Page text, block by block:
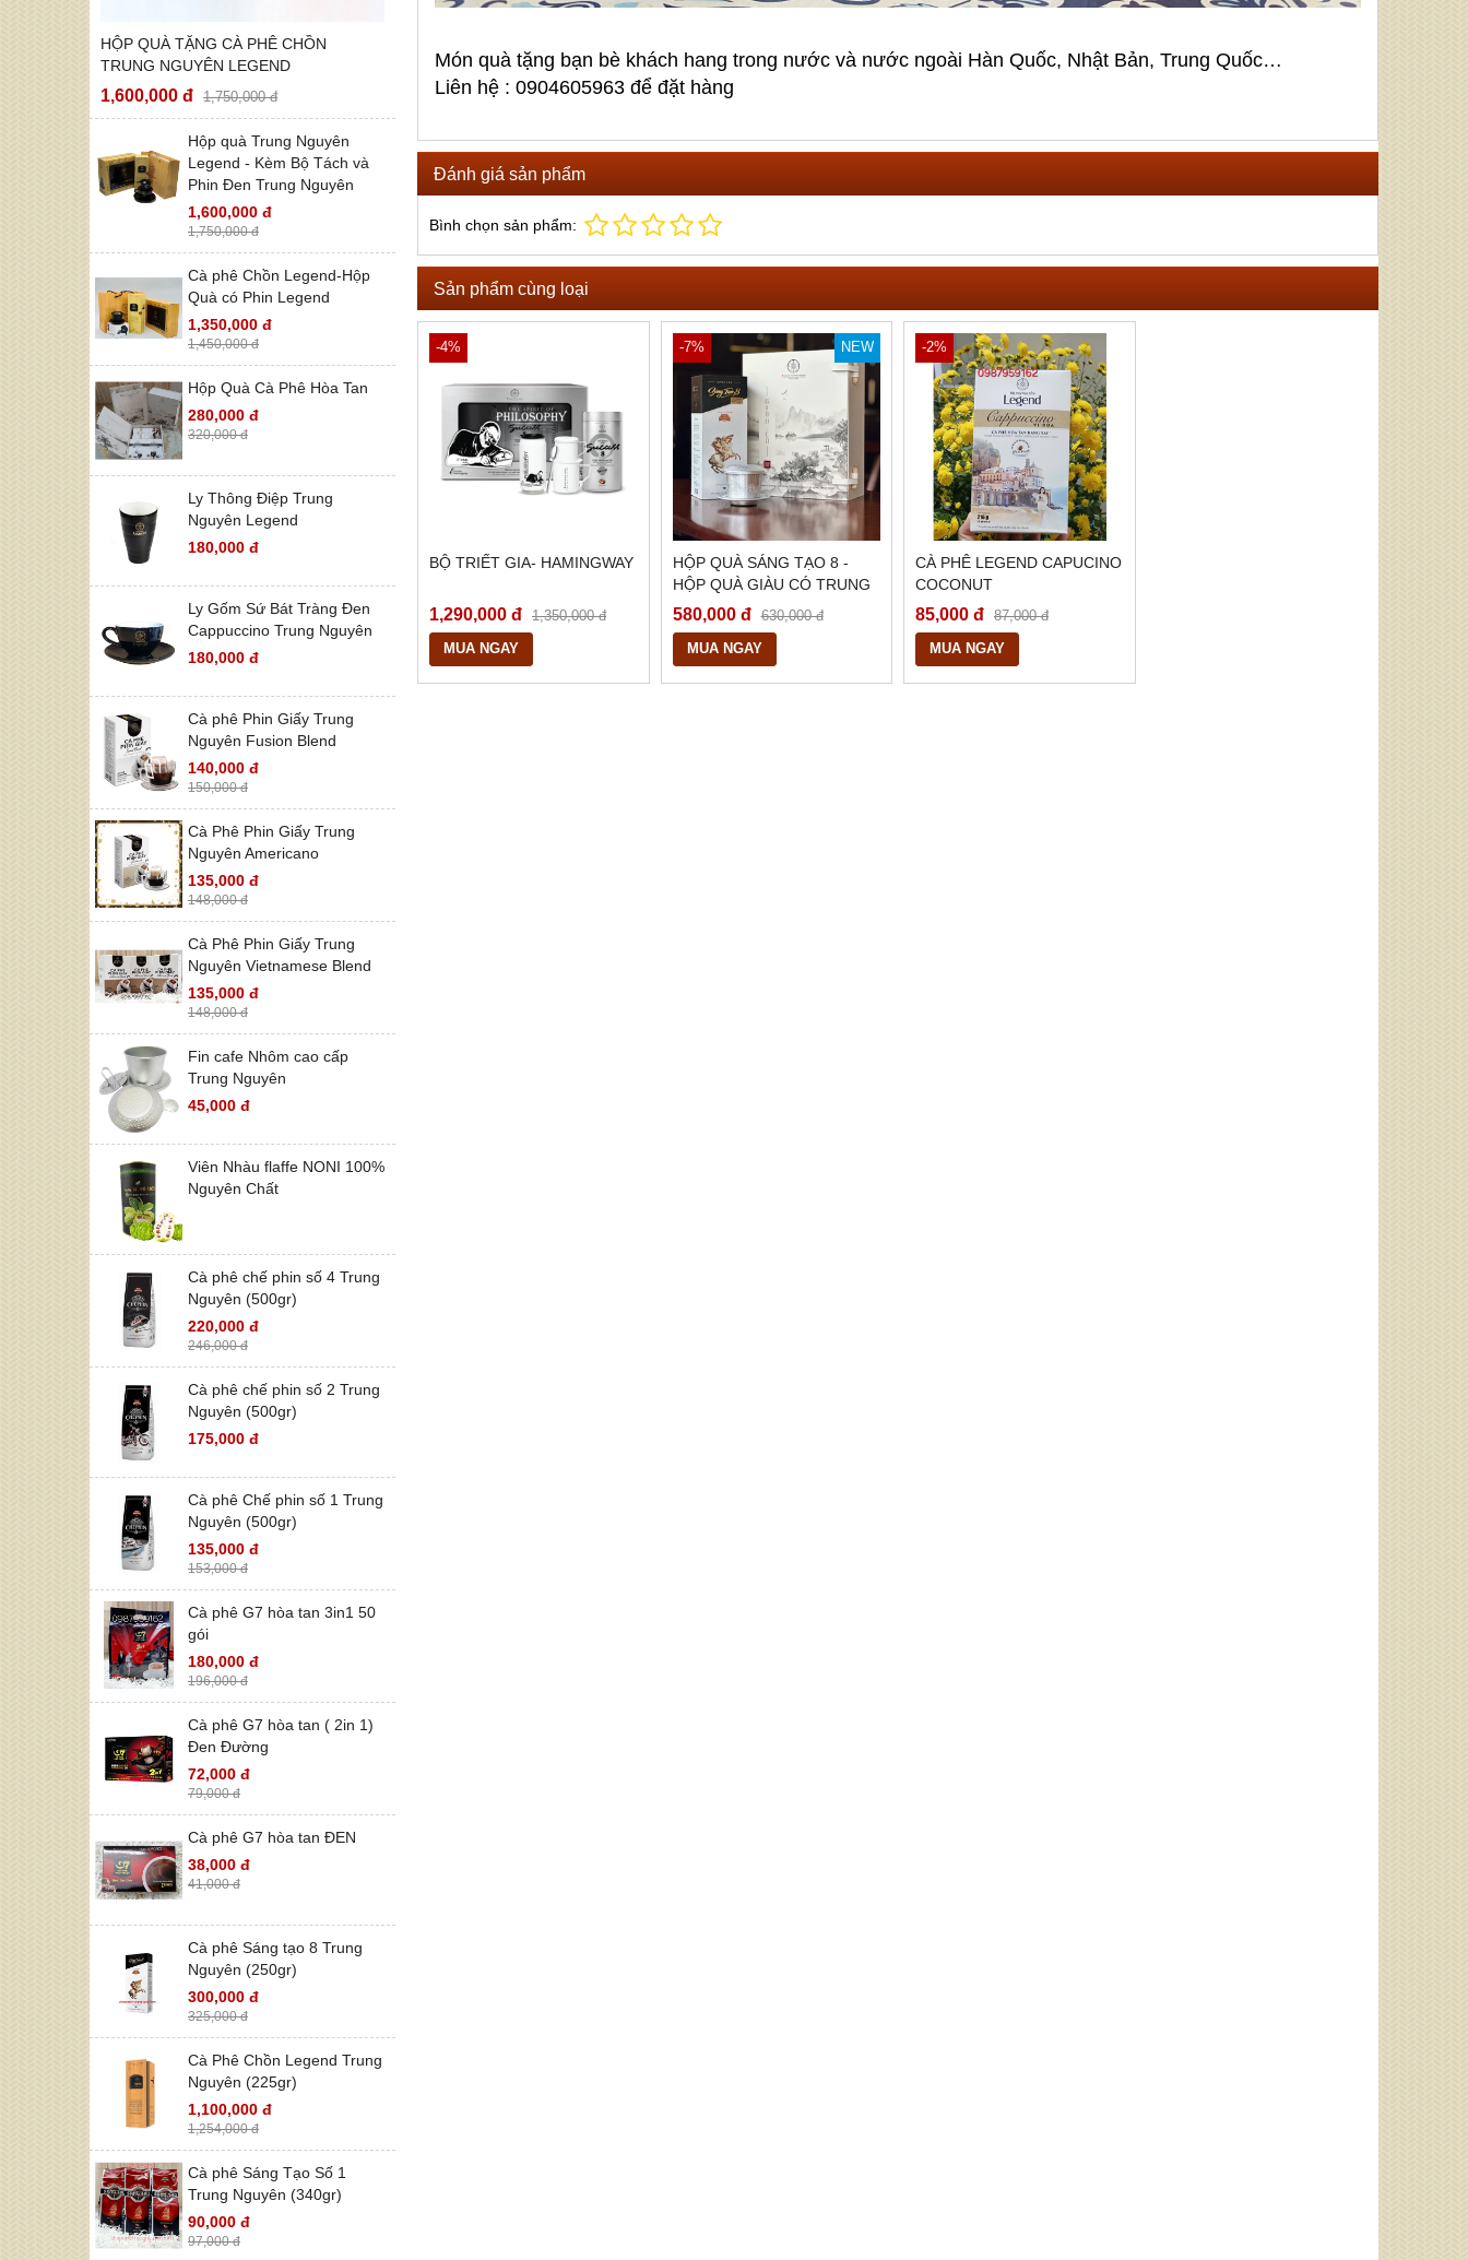
HỘP QUÀ TẶNG CÀ PHÊ CHỒN
TRUNG NGUYÊN LEGEND
1,600,000 đ 1,750,000 đ
Hộp quà Trung Nguyên
Legend - Kèm Bộ Tách và
Phin Đen Trung Nguyên
1,600,000 đ
1,750,000 đ
Cà phê Chồn Legend-Hộp
Quà có Phin Legend
1,350,000 đ
1,450,000 đ
Hộp Quà Cà Phê Hòa Tan
280,000 đ
320,000 đ
Ly Thông Điệp Trung
Nguyên Legend
180,000 đ
Ly Gốm Sứ Bát Tràng Đen
Cappuccino Trung Nguyên
180,000 đ
Cà phê Phin Giấy Trung
Nguyên Fusion Blend
140,000 đ
150,000 đ
Cà Phê Phin Giấy Trung
Nguyên Americano
135,000 đ
148,000 đ
Cà Phê Phin Giấy Trung
Nguyên Vietnamese Blend
135,000 đ
148,000 đ
Fin cafe Nhôm cao cấp
Trung Nguyên
45,000 đ
Viên Nhàu flaffe NONI 100%
Nguyên Chất
Cà phê chế phin số 4 Trung
Nguyên (500gr)
220,000 đ
246,000 đ
Cà phê chế phin số 2 Trung
Nguyên (500gr)
175,000 đ
Cà phê Chế phin số 1 Trung
Nguyên (500gr)
135,000 đ
153,000 đ
Cà phê G7 hòa tan 3in1 50
gói
180,000 đ
196,000 đ
Cà phê G7 hòa tan ( 2in 1)
Đen Đường
72,000 đ
79,000 đ
Cà phê G7 hòa tan ĐEN
38,000 đ
41,000 đ
Cà phê Sáng tạo 8 Trung
Nguyên (250gr)
300,000 đ
325,000 đ
Cà Phê Chồn Legend Trung
Nguyên (225gr)
1,100,000 đ
1,254,000 đ
Cà phê Sáng Tạo Số 1
Trung Nguyên (340gr)
90,000 đ
97,000 đ
Món quà tặng bạn bè khách hang trong nước và nước ngoài Hàn Quốc, Nhật Bản, Trung Quốc…
Liên hệ : 0904605963 để đặt hàng
Đánh giá sản phẩm
Bình chọn sản phẩm:
Sản phẩm cùng loại
-4%
BỘ TRIẾT GIA- HAMINGWAY
1,290,000 đ 1,350,000 đ
MUA NGAY
-7% NEW
HỘP QUÀ SÁNG TẠO 8 -
HỘP QUÀ GIÀU CÓ TRUNG
NGUYÊN
580,000 đ 630,000 đ
MUA NGAY
-2%
CÀ PHÊ LEGEND CAPUCINO
COCONUT
85,000 đ 87,000 đ
MUA NGAY